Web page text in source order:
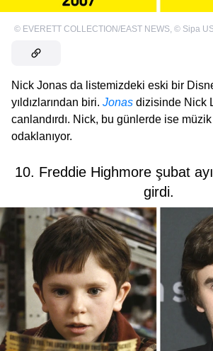
© EVERETT COLLECTION/EAST NEWS, © Sipa
Nick Jonas da listemizdeki eski bir
yıldızlarından biri. Jonas dizisinde Nick
canlandırdı. Nick, bu günlerde ise
odaklanıyor.
10. Freddie Highmore şubat
girdi.